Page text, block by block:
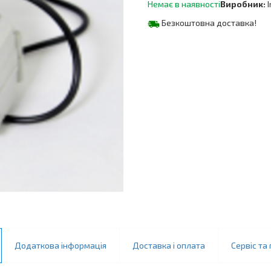
Немає в наявностіВиробник:
Безкоштовна доставка!
Додаткова інформація Доставка і оплата Сервіс та